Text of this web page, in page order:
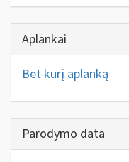
Aplankai
Bet kurį aplanką
Parodymo data